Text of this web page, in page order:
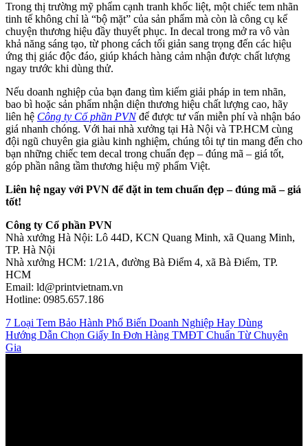
Trong thị trường mỹ phẩm cạnh tranh khốc liệt, một chiếc tem nhãn
tinh tế không chỉ là “bộ mặt” của sản phẩm mà còn là công cụ kể
chuyện thương hiệu đầy thuyết phục. In decal trong mở ra vô vàn
khả năng sáng tạo, từ phong cách tối giản sang trọng đến các hiệu
ứng thị giác độc đáo, giúp khách hàng cảm nhận được chất lượng
ngay trước khi dùng thử.
Nếu doanh nghiệp của bạn đang tìm kiếm giải pháp in tem nhãn,
bao bì hoặc sản phẩm nhận diện thương hiệu chất lượng cao, hãy
liên hệ Công ty Cổ phần PVNđể được tư vấn miễn phí và nhận báo
giá nhanh chóng. Với hai nhà xưởng tại Hà Nội và TP.HCM cùng
đội ngũ chuyên gia giàu kinh nghiệm, chúng tôi tự tin mang đến cho
bạn những chiếc tem decal trong chuẩn đẹp – đúng mã – giá tốt,
góp phần nâng tầm thương hiệu mỹ phẩm Việt.
Liên hệ ngay với PVN để đặt in tem chuẩn đẹp – đúng mã – giá
tốt!
Công ty Cổ phần PVN
Nhà xưởng Hà Nội: Lô 44D, KCN Quang Minh, xã Quang Minh,
TP. Hà Nội
Nhà xưởng HCM: 1/21A, đường Bà Điểm 4, xã Bà Điểm, TP.
HCM
Email: ld@printvietnam.vn
Hotline: 0985.657.186
7 Loại Tem Bảo Hành Phổ Biến Doanh Nghiệp Hay Dùng
Hướng Dẫn Chọn Giấy In Đơn Hàng TMĐT Chuẩn Từ Chuyên
Gia